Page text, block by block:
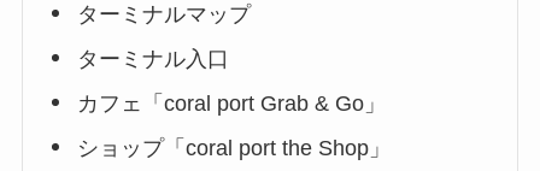
ターミナルマップ
ターミナル入口
カフェ「coral port Grab & Go」
ショップ「coral port the Shop」